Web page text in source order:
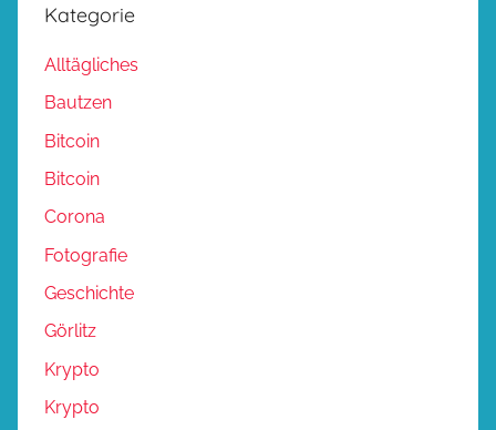
Kategorie
Alltägliches
Bautzen
Bitcoin
Bitcoin
Corona
Fotografie
Geschichte
Görlitz
Krypto
Krypto